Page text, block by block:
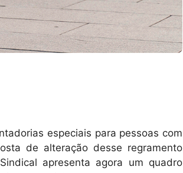
especiais para pessoas com
de alteração desse regramento
apresenta agora um quadro